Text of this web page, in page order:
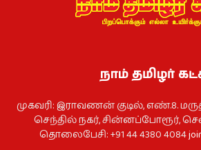
நாம் தமிழர்
முகவரி: இராவணன் குடில், எண்.8.
செந்தில் நகர், சின்னப்போரூர்,
தொலைபேசி: +91 44 4380 4084